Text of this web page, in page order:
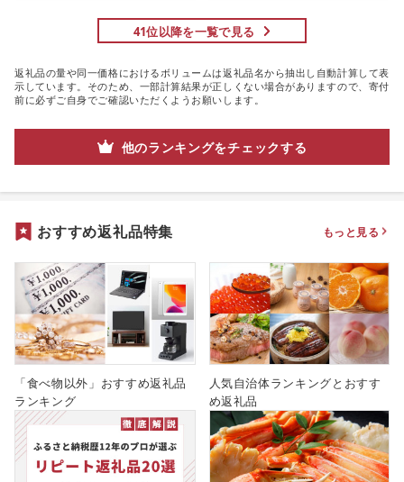
41位以降を一覧で見る
返礼品の量や同一価格におけるボリュームは返礼品名から抽出し自動計算して表
示しています。そのため、一部計算結果が正しくない場合がありますので、寄付
前に必ずご自身でご確認いただくようお願いします。
他のランキングをチェックする
おすすめ返礼品特集 もっと見る
「食べ物以外」おすすめ返礼品
ランキング
人気自治体ランキングとおすす
め返礼品